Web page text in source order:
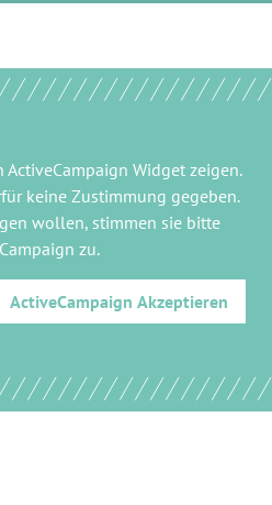
ActiveCampaign Widgetzeigen.
keine Zustimmung gegeben.
wollen, stimmen sie bitte
zu.
ActiveCampaign Akzeptieren